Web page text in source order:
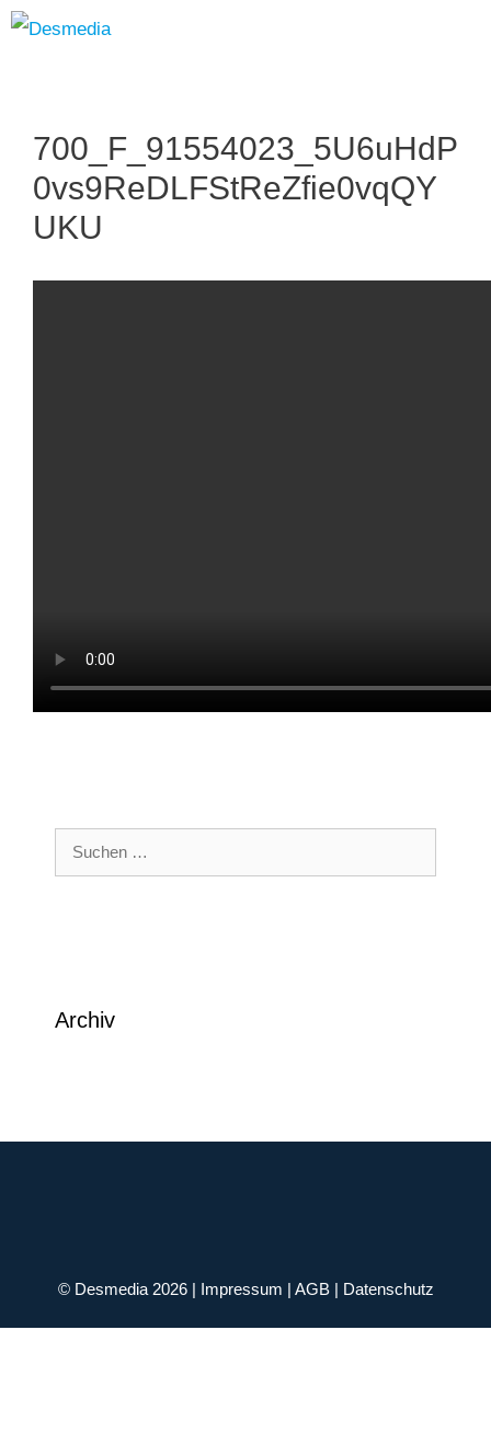
springen700_F_91554023_5U6uHdP
0vs9ReDLFStReZfie0vqQY
UKU
Suchen
nach:
Archiv
© Desmedia 2026 | Impressum | AGB | Datenschutz